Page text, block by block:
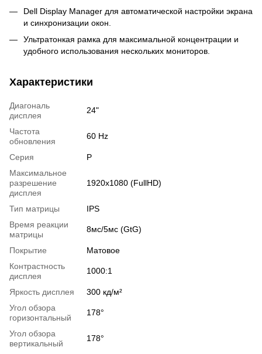
Dell Display Manager для автоматической настройки экрана
и синхронизации окон.
Ультратонкая рамка для максимальной концентрации и
удобного использования нескольких мониторов.
Характеристики
Диагональ
дисплея
24"
Частота
обновления
60 Hz
Серия
Р
Максимальное
разрешение
дисплея
1920x1080 (FullHD)
Тип матрицы
IPS
Время реакции
матрицы
8мс/5мс (GtG)
Покрытие
Матовое
Контрастность
дисплея
1000:1
Яркость дисплея
300 кд/м²
Угол обзора
горизонтальный
178°
Угол обзора
вертикальный
178°